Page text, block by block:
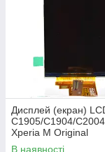
Дисплей (екран)
C1905/C1904/
Xperia M Original
В наявності